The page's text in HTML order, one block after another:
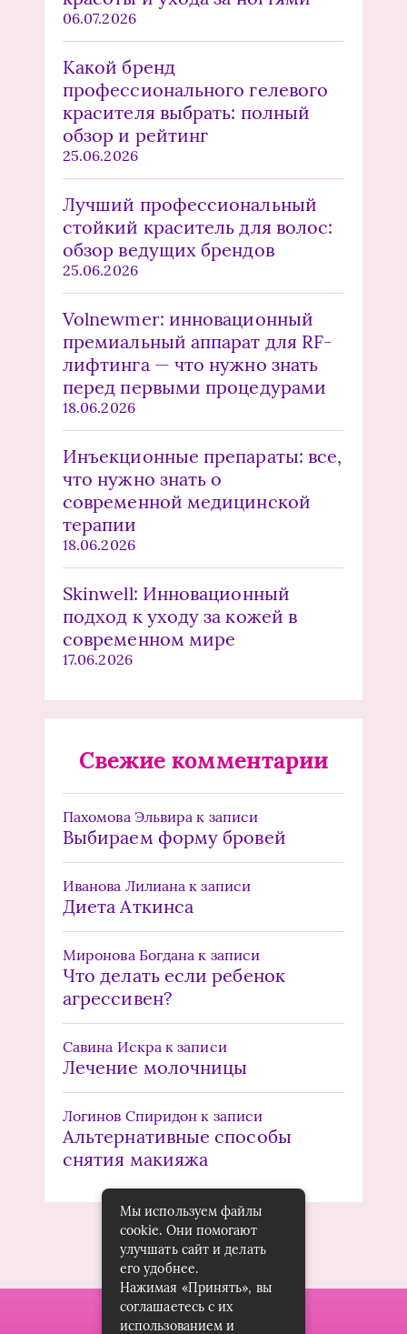
06.07.2026
Какой бренд
профессионального гелевого
красителя выбрать: полный
обзор и рейтинг
25.06.2026
Лучший профессиональный
стойкий краситель для волос:
обзор ведущих брендов
25.06.2026
Volnewmer: инновационный
премиальный аппарат для RF-
лифтинга — что нужно знать
перед первыми процедурами
18.06.2026
Инъекционные препараты: все,
что нужно знать о
современной медицинской
терапии
18.06.2026
Skinwell: Инновационный
подход к уходу за кожей в
современном мире
17.06.2026
Свежие комментарии
Пахомова Эльвира к записи
Выбираем форму бровей
Иванова Лилиана к записи
Диета Аткинса
Миронова Богдана к записи
Что делать если ребенок
агрессивен?
Савина Искра к записи
Лечение молочницы
Логинов Спиридон к записи
Альтернативные способы
снятия макияжа
Мы используем файлы
cookie. Они помогают
улучшать сайт и делать
его удобнее.
Нажимая «Принять», вы
соглашаетесь с их
использованием и